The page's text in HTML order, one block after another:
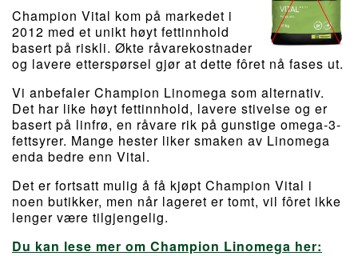
Champion Vital kom på markedet i
2012 med et unikt høyt fettinnhold
basert på riskli. Økte råvarekostnader
og lavere etterspørsel gjør at dette fôret nå fases ut.
Vi anbefaler Champion Linomega som alternativ.
Det har like høyt fettinnhold, lavere stivelse og er
basert på linfrø, en råvare rik på gunstige omega-3-
fettsyrer. Mange hester liker smaken av Linomega
enda bedre enn Vital.
Det er fortsatt mulig å få kjøpt Champion Vital i
noen butikker, men når lageret er tomt, vil fôret ikke
lenger være tilgjengelig.
Du kan lese mer om Champion Linomega her: